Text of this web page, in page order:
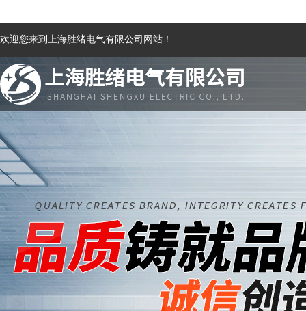
欢迎您来到上海胜绪电气有限公司网站！